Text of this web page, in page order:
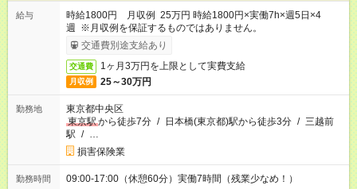
給与
時給1800円 月収例 25万円 時給1800円×実働7h×週5日×4
週 ※月収例を保証するものではありません。
交通費別途支給あり
交通費 1ヶ月3万円を上限として実費支給
月収例 25～30万円
勤務地
東京都中央区
東京駅から徒歩7分 / 日本橋(東京都)駅から徒歩3分 / 三越前
駅 / …
損害保険業
勤務時間 09:00-17:00（休憩60分）実働7時間（残業少なめ！）